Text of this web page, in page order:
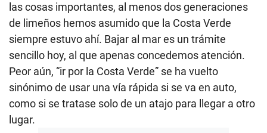
las cosas importantes, al menos dos generaciones
de limeños hemos asumido que la Costa Verde
siempre estuvo ahí. Bajar al mar es un trámite
sencillo hoy, al que apenas concedemos atención.
Peor aún, “ir por la Costa Verde” se ha vuelto
sinónimo de usar una vía rápida si se va en auto,
como si se tratase solo de un atajo para llegar a otro
lugar.